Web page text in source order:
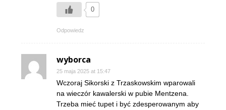
0
Odpowiedz
wyborca
25 maja 2025 at 15:47
Wczoraj Sikorski z Trzaskowskim wparowali
na wieczór kawalerski w pubie Mentzena.
Trzeba mieć tupet i być zdesperowanym aby